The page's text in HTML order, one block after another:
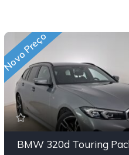
Novo Preço
BMW 320d Touring